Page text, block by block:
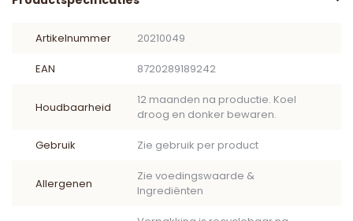
Artikelnummer 20210049
EAN 8720289189242
Houdbaarheid
12 maanden na productie. Koel
droog en donker bewaren.
Gebruik Zie gebruik per product
Allergenen
Zie voedingswaarde &
Ingrediënten